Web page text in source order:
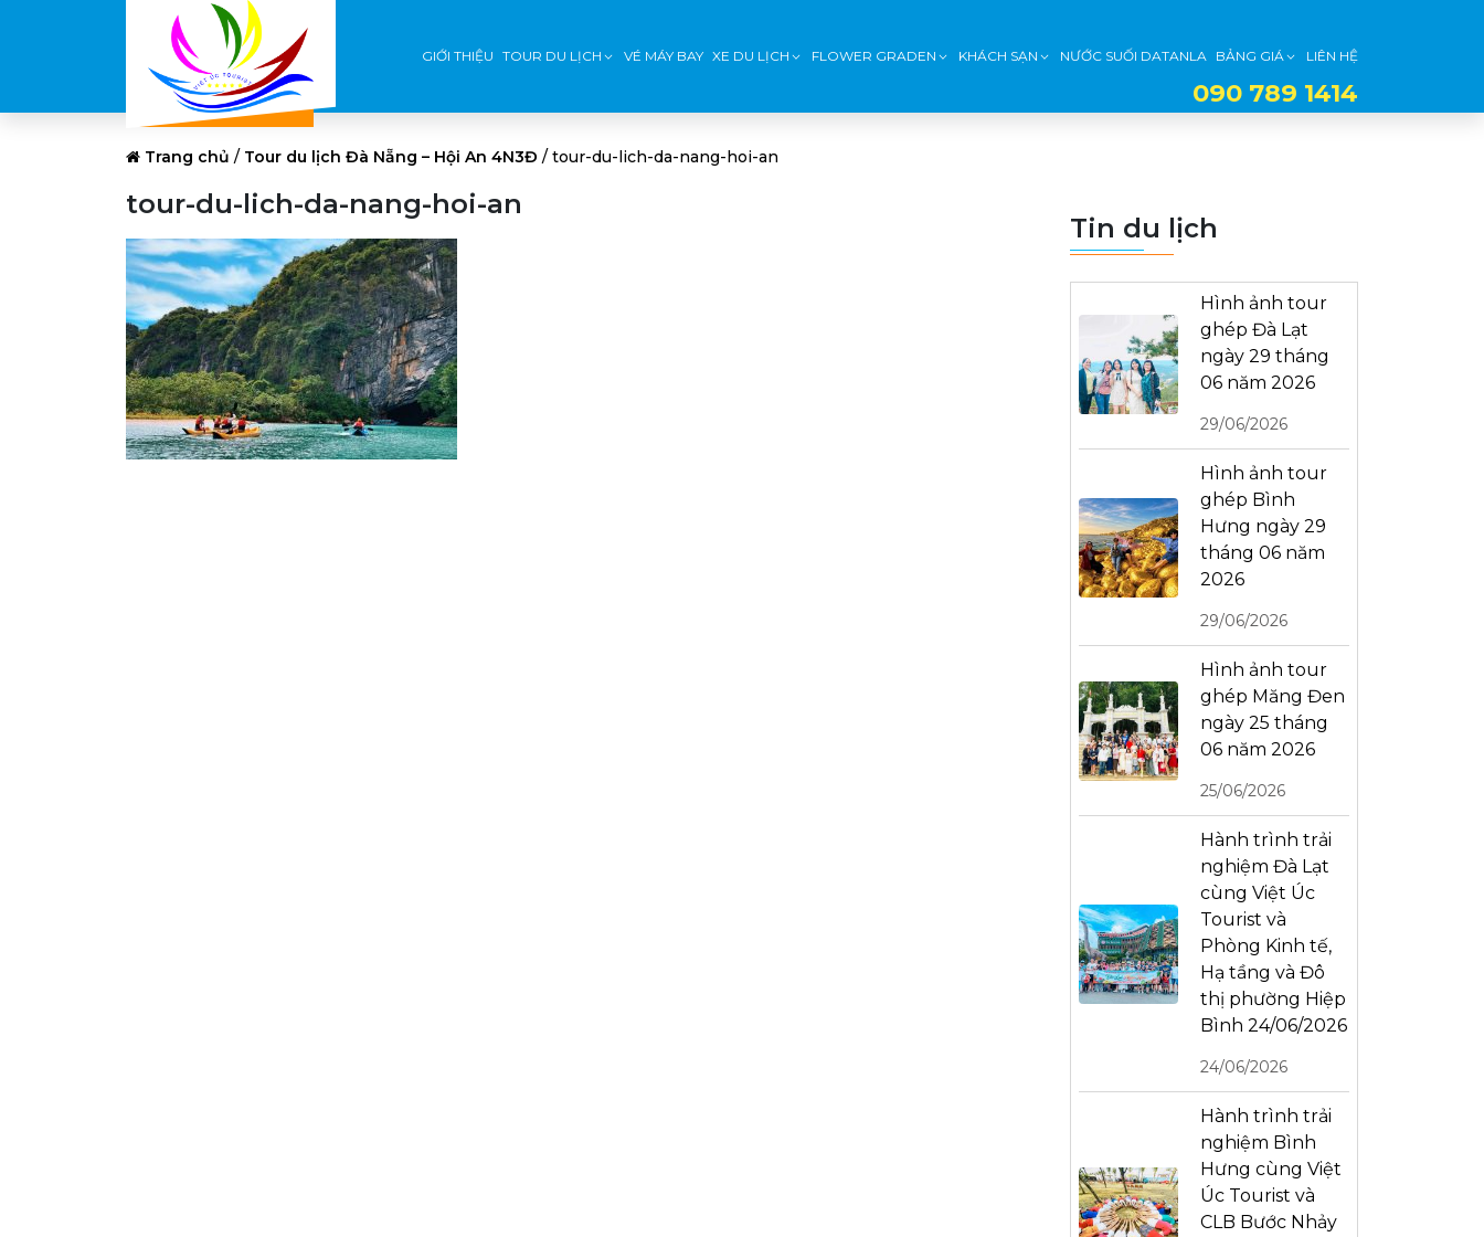
GIỚI THIỆU TOUR DU LỊCH VÉ MÁY BAY XE DU LỊCH FLOWER GRADEN KHÁCH SẠN NƯỚC SUỐI DATANLA BẢNG GIÁ LIÊN HỆ
090 789 1414
Trang chủ / Tour du lịch Đà Nẵng – Hội An 4N3Đ / tour-du-lich-da-nang-hoi-an
tour-du-lich-da-nang-hoi-an
Tin du lịch
Hình ảnh tour
ghép Đà Lạt
ngày 29 tháng
06 năm 2026
29/06/2026
Hình ảnh tour
ghép Bình
Hưng ngày 29
tháng 06 năm
2026
29/06/2026
Hình ảnh tour
ghép Măng Đen
ngày 25 tháng
06 năm 2026
25/06/2026
Hành trình trải
nghiệm Đà Lạt
cùng Việt Úc
Tourist và
Phòng Kinh tế,
Hạ tầng và Đô
thị phường Hiệp
Bình 24/06/2026
24/06/2026
Hành trình trải
nghiệm Bình
Hưng cùng Việt
Úc Tourist và
CLB Bước Nhảy